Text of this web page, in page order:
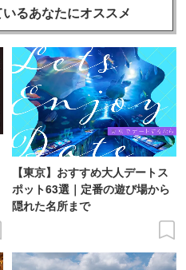
るあなたにオススメ
【東京】おすすめ大人デートス
ポット63選｜定番の遊び場から
隠れた名所まで